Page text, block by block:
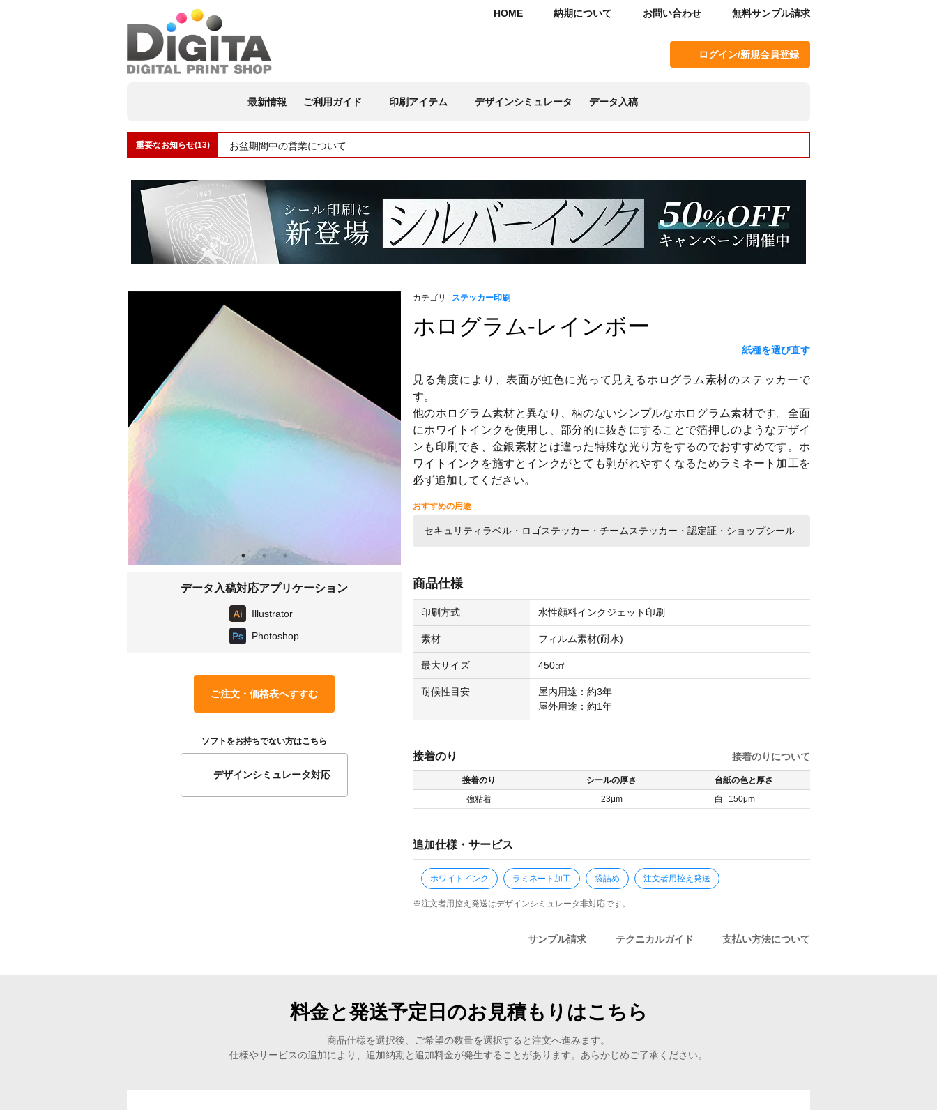
HOME 納期について お問い合わせ 無料サンプル請求
ログイン/新規会員登録
最新情報 ご利用ガイド 印刷アイテム デザインシミュレータ データ入稿
重要なお知らせ(13) お盆期間中の営業について
データ入稿対応アプリケーション
Illustrator
Photoshop
ご注文・価格表へすすむ
ソフトをお持ちでない方はこちら
デザインシミュレータ対応
カテゴリ ステッカー印刷
ホログラム-レインボー
紙種を選び直す
見る角度により、表面が虹色に光って見えるホログラム素材のステッカーで
す。
他のホログラム素材と異なり、柄のないシンプルなホログラム素材です。全面
にホワイトインクを使用し、部分的に抜きにすることで箔押しのようなデザイ
ンも印刷でき、金銀素材とは違った特殊な光り方をするのでおすすめです。ホ
ワイトインクを施すとインクがとても剥がれやすくなるためラミネート加工を
必ず追加してください。
おすすめの用途
セキュリティラベル・ロゴステッカー・チームステッカー・認定証・ショップシール
商品仕様
印刷方式 水性顔料インクジェット印刷
素材 フィルム素材(耐水)
最大サイズ 450㎠
耐候性目安
屋内用途：約3年
屋外用途：約1年
接着のり 接着のりについて
接着のり シールの厚さ
台紙の色と厚さ
強粘着
23μm 白 150μm
追加仕様・サービス
ホワイトインク ラミネート加工 袋詰め 注文者用控え発送
※注文者用控え発送はデザインシミュレータ非対応です。
サンプル請求 テクニカルガイド 支払い方法について
料金と発送予定日のお見積もりはこちら
商品仕様を選択後、ご希望の数量を選択すると注文へ進みます。
仕様やサービスの追加により、追加納期と追加料金が発生することがあります。あらかじめご了承ください。